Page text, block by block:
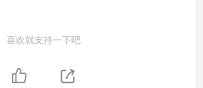
喜欢就支持一下吧